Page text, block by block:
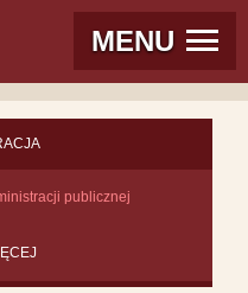
MENU
publicznej